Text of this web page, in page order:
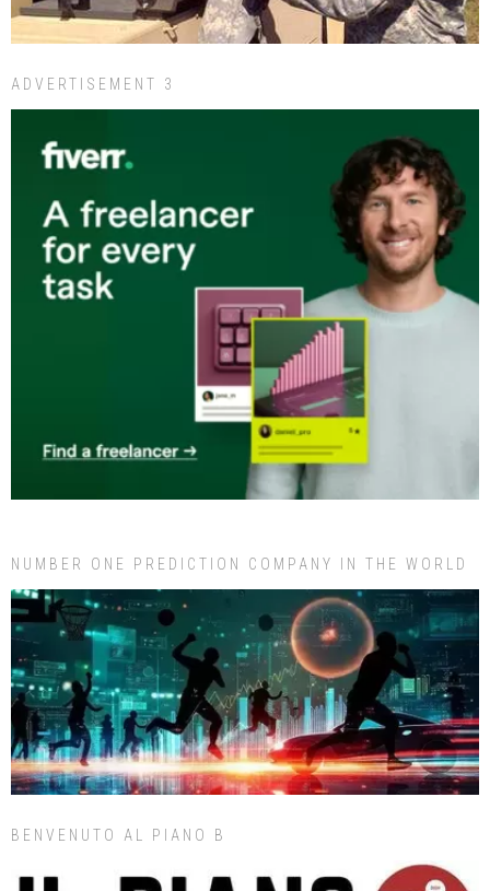
ADVERTISEMENT 3
NUMBER ONE PREDICTION COMPANY IN THE WORLD
BENVENUTO AL PIANO B